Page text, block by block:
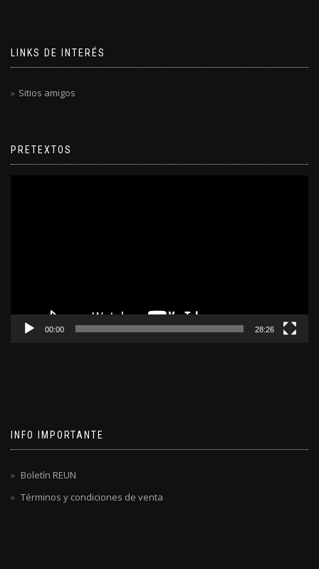
LINKS DE INTERÉS
Sitios amigos
PRETEXTOS
00:00 28:26
INFO IMPORTANTE
Boletín REUN
Términos y condiciones de venta